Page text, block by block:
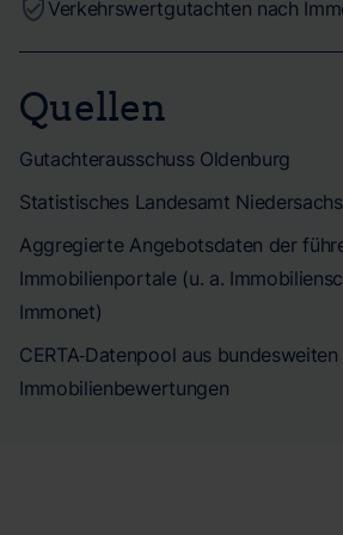
Verkehrswertgutachten nach
Quellen
Gutachterausschuss Oldenburg
Statistisches Landesamt
Aggregierte Angebotsdaten der
Immobilienportale (u. a.
Immonet)
CERTA‑Datenpool aus bundesweiten
Immobilienbewertungen